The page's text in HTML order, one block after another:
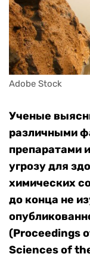
Adobe Stock
Ученые
различными
препаратами
угрозу для
химических
до конца не
(Proceedings
Sciences of